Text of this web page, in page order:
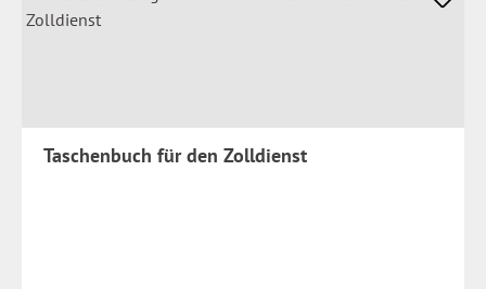
Taschenbuch für den Zolldienst